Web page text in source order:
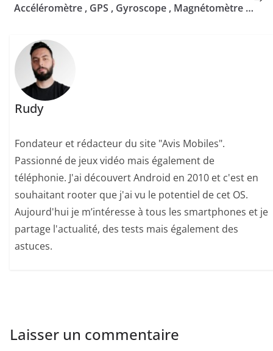
Accéléromètre , GPS , Gyroscope , Magnétomètre …
Rudy
Fondateur et rédacteur du site "Avis Mobiles".
Passionné de jeux vidéo mais également de
téléphonie. J'ai découvert Android en 2010 et c'est en
souhaitant rooter que j'ai vu le potentiel de cet OS.
Aujourd'hui je m’intéresse à tous les smartphones et je
partage l'actualité, des tests mais également des
astuces.
Laisser un commentaire